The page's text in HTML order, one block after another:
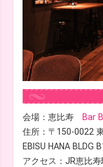
会場：恵比寿 Bar
住所：〒150-0022
EBISU HANA BLDG
アクセス：JR恵比